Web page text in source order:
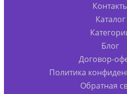
Каталог
Блог
Договор-
Политика
Обратная